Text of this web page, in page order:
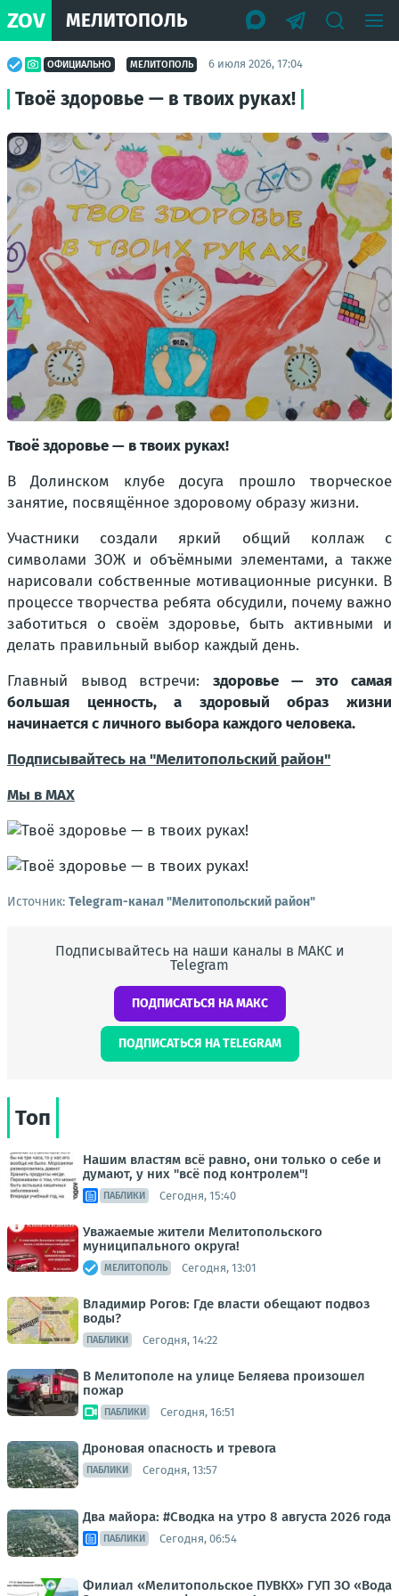
ZOV МЕЛИТОПОЛЬ
ОФИЦИАЛЬНО МЕЛИТОПОЛЬ 6 июля 2026, 17:04
Твоё здоровье — в твоих руках!
Твоё здоровье — в твоих руках!
В Долинском клубе досуга прошло творческое
занятие, посвящённое здоровому образу жизни.
Участники создали яркий общий коллаж с
символами ЗОЖ и объёмными элементами, а также
нарисовали собственные мотивационные рисунки. В
процессе творчества ребята обсудили, почему важно
заботиться о своём здоровье, быть активными и
делать правильный выбор каждый день.
Главный вывод встречи: здоровье — это самая
большая ценность, а здоровый образ жизни
начинается с личного выбора каждого человека.
Подписывайтесь на "Мелитопольский район"
Мы в МАХ
Источник: Telegram-канал "Мелитопольский район"
Подписывайтесь на наши каналы в МАКС и
Telegram
ПОДПИСАТЬСЯ НА МАКС
ПОДПИСАТЬСЯ НА TELEGRAM
Топ
Нашим властям всё равно, они только о себе и
думают, у них "всё под контролем"!
ПАБЛИКИ Сегодня, 15:40
Уважаемые жители Мелитопольского
муниципального округа!
МЕЛИТОПОЛЬ Сегодня, 13:01
Владимир Рогов: Где власти обещают подвоз
воды?
ПАБЛИКИ Сегодня, 14:22
В Мелитополе на улице Беляева произошел
пожар
ПАБЛИКИ Сегодня, 16:51
Дроновая опасность и тревога
ПАБЛИКИ Сегодня, 13:57
Два майора: #Сводка на утро 8 августа 2026 года
ПАБЛИКИ Сегодня, 06:54
Филиал «Мелитопольское ПУВКХ» ГУП ЗО «Вода